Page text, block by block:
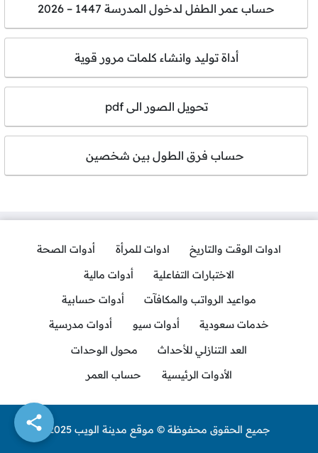
حساب عمر الطفل لدخول المدرسة 1447 – 2026
أداة توليد وانشاء كلمات مرور قوية
تحويل الصور الى pdf
حساب فرق الطول بين شخصين
ادوات الوقت والتاريخ ادوات للمرأة
أدوات الصحة
الاختبارات التفاعلية
أدوات مالية
مواعيد الرواتب والمكافآت
أدوات حسابية
خدمات سعودية
أدوات سيو
أدوات مدرسية
العد التنازلي للأحداث
محول الوحدات
الأدوات الرئيسية
حساب العمر
جميع الحقوق محفوظة © موقع مدينة الويب 2025